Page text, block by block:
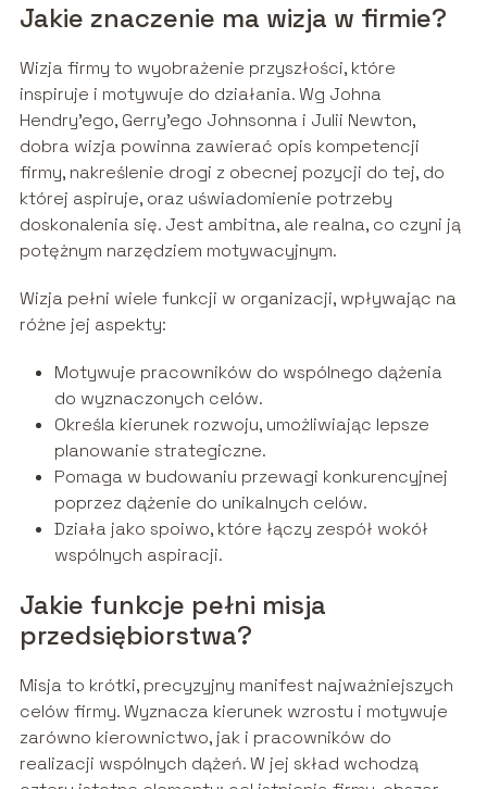
Jakie znaczenie ma wizja w firmie?
Wizja firmy to wyobrażenie przyszłości, które
inspiruje i motywuje do działania. Wg Johna
Hendry’ego, Gerry’ego Johnsonna i Julii Newton,
dobra wizja powinna zawierać opis kompetencji
firmy, nakreślenie drogi z obecnej pozycji do tej, do
której aspiruje, oraz uświadomienie potrzeby
doskonalenia się. Jest ambitna, ale realna, co czyni ją
potężnym narzędziem motywacyjnym.
Wizja pełni wiele funkcji w organizacji, wpływając na
różne jej aspekty:
Motywuje pracowników do wspólnego dążenia
do wyznaczonych celów.
Określa kierunek rozwoju, umożliwiając lepsze
planowanie strategiczne.
Pomaga w budowaniu przewagi konkurencyjnej
poprzez dążenie do unikalnych celów.
Działa jako spoiwo, które łączy zespół wokół
wspólnych aspiracji.
Jakie funkcje pełni misja
przedsiębiorstwa?
Misja to krótki, precyzyjny manifest najważniejszych
celów firmy. Wyznacza kierunek wzrostu i motywuje
zarówno kierownictwo, jak i pracowników do
realizacji wspólnych dążeń. W jej skład wchodzą